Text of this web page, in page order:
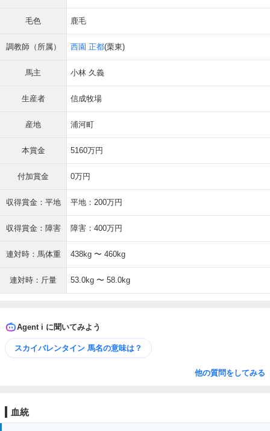
毛色 鹿毛
調教師（所属） 西園 正都(栗東)
馬主 小林 久義
生産者 信成牧場
産地 浦河町
本賞金 5160万円
付加賞金 0万円
収得賞金：平地 平地：200万円
収得賞金：障害 障害：400万円
連対時：馬体重 438kg 〜 460kg
連対時：斤量 53.0kg 〜 58.0kg
Agent i に聞いてみよう
スカイバレンタイン 馬名の意味は？
他の質問をしてみる
血統